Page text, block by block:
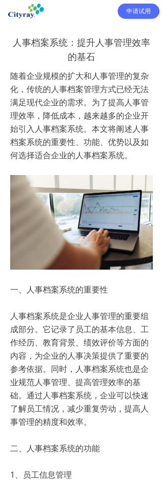
申请试用
人事档案系统：提升人事管理效率
的基石
随着企业规模的扩大和人事管理的复杂
化，传统的人事档案管理方式已经无法
满足现代企业的需求。为了提高人事管
理效率，降低成本，越来越多的企业开
始引入人事档案系统。本文将阐述人事
档案系统的重要性、功能、优势以及如
何选择适合企业的人事档案系统。
一、人事档案系统的重要性
人事档案系统是企业人事管理的重要组
成部分。它记录了员工的基本信息、工
作经历、教育背景、绩效评价等方面的
内容，为企业的人事决策提供了重要的
参考依据。同时，人事档案系统也是企
业规范人事管理、提高管理效率的基
础。通过人事档案系统，企业可以快速
了解员工情况，减少重复劳动，提高人
事管理的精度和效率。
二、人事档案系统的功能
1、员工信息管理